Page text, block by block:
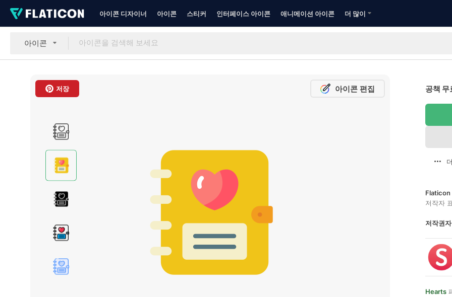
아이콘 디자이너 아이콘 스티커 인터페이스 아이콘 애니메이션 아이콘 더 많이
아이콘
저장 아이콘 편집 공책 무
Flaticon
저작자
저작권
Hearts